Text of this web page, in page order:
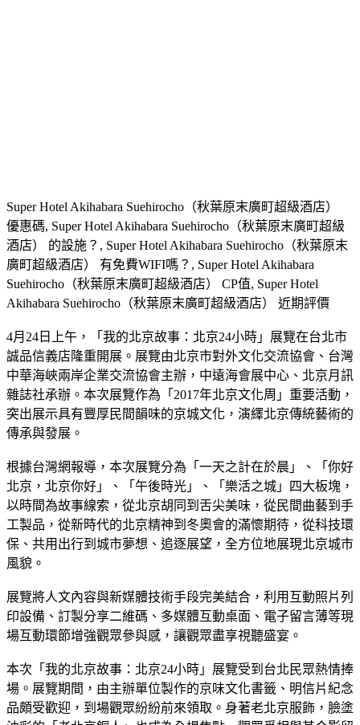
Super Hotel Akihabara Suehirocho（秋葉原末廣町超級酒店）
優惠碼, Super Hotel Akihabara Suehirocho（秋葉原末廣町超級
酒店） 的設施？, Super Hotel Akihabara Suehirocho（秋葉原末
廣町超級酒店） 有免費WIFI嗎？, Super Hotel Akihabara
Suehirocho（秋葉原末廣町超級酒店） CP值, Super Hotel
Akihabara Suehirocho（秋葉原末廣町超級酒店） 近期評價
4月24日上午，「我的北京故事：北京24小時」展覽在台北市
誠品信義店隆重開展。展覽由北京市對外文化交流協會、台灣
中華海峽兩岸企業交流協會主辦，中遠海會展中心、北京月訊
雜誌社承辦。本次展覽作為「2017年北京文化周」重要活動，
突出展示具有豐厚民間韻味的京城文化，演繹北京傳統藝術的
傳承與發展。
根據台灣網報導，本次展覽分為「一天之計在於晨」、「你好
北京，北京你好」、「午後時光」、「樂活之城」四大板塊，
以時間為故事線索，從北京胡同到舌尖美味，從民間曲藝到手
工製品，從新時代的北京精神到冬奧會的滿懷期待，從科技環
保、共用出行到城市夢想、追逐展望，全方位地展現北京城市
風貌。
展覽將人文內容與新媒體技術手段完美結合，利用互動照片列
印設備、訂製分享二維碼、多媒體互動桌面、電子留言薄等現
場互動環節增強觀眾參與感，讓觀眾盡享視聽盛宴。
本次「我的北京故事：北京24小時」展覽受到台北民眾熱情捧
場。展覽期間，由主辦單位製作的京味文化書籤、明信片紀念
品頗受歡迎，到場觀眾紛紛前來領取。身著老北京服飾，臉塗